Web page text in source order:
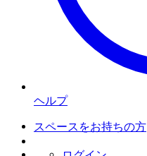
ヘルプ
スペースをお持ちの方